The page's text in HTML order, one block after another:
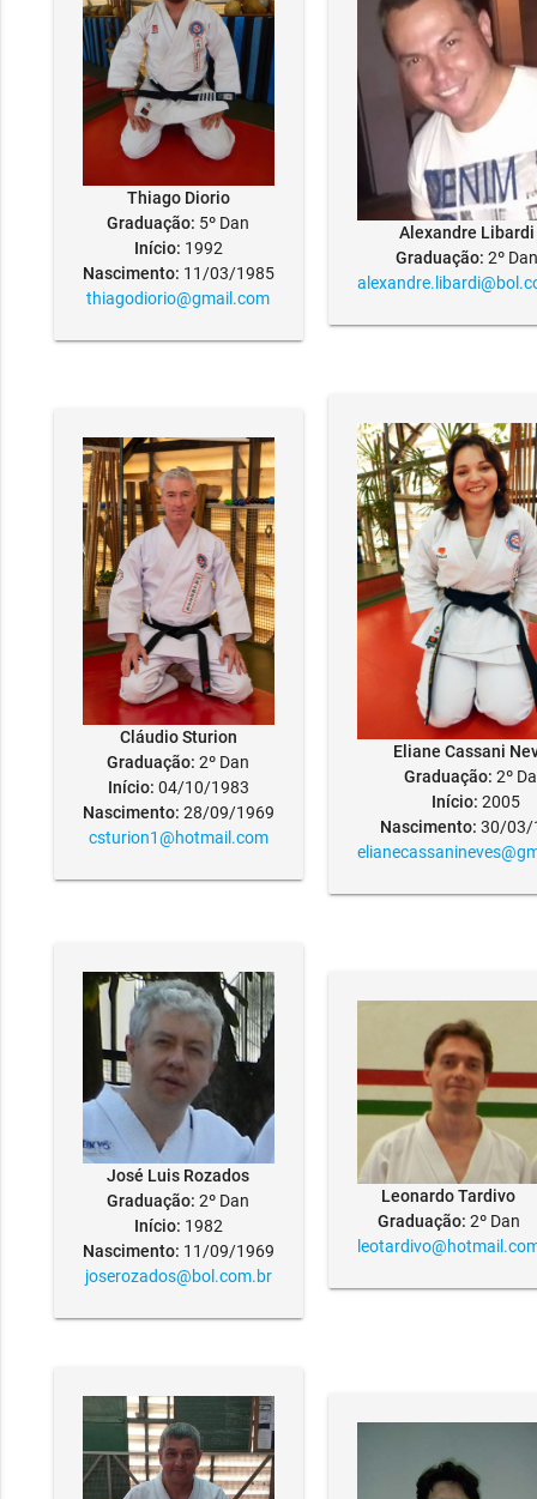
Thiago Diorio
Graduação: 5º Dan
Início: 1992
Nascimento: 11/03/1985
thiagodiorio@gmail.com
Alexandre Libardi
Graduação: 2º Dan
Cláudio Sturion
Graduação: 2º Dan
Início: 04/10/1983
Nascimento: 28/09/1969
csturion1@hotmail.com
Eliane Cassani
Graduação: 2º
Início: 2005
Nascimento: 30/03/
José Luis Rozados
Graduação: 2º Dan
Início: 1982
Nascimento: 11/09/1969
joserozados@bol.com.br
Leonardo Tardivo
Graduação: 2º Dan